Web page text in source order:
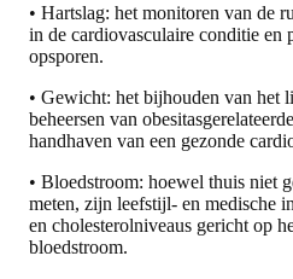
• Hartslag: het monitoren van de
in de cardiovasculaire conditie en
opsporen.
• Gewicht: het bijhouden van het
beheersen van
handhaven van een gezonde
• Bloedstroom: hoewel thuis niet
meten, zijn leefstijl- en medische
en cholesterolniveaus gericht op
bloedstroom.